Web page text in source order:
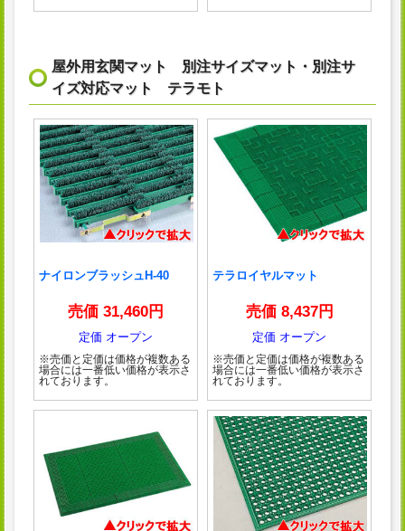
屋外用玄関マット 別注サイズマット・別注サ
イズ対応マット テラモト
ナイロンブラッシュH-40
売価 31,460円
定価 オープン
※売価と定価は価格が複数ある
場合には一番低い価格が表示さ
れております。
テラロイヤルマット
売価 8,437円
定価 オープン
※売価と定価は価格が複数ある
場合には一番低い価格が表示さ
れております。